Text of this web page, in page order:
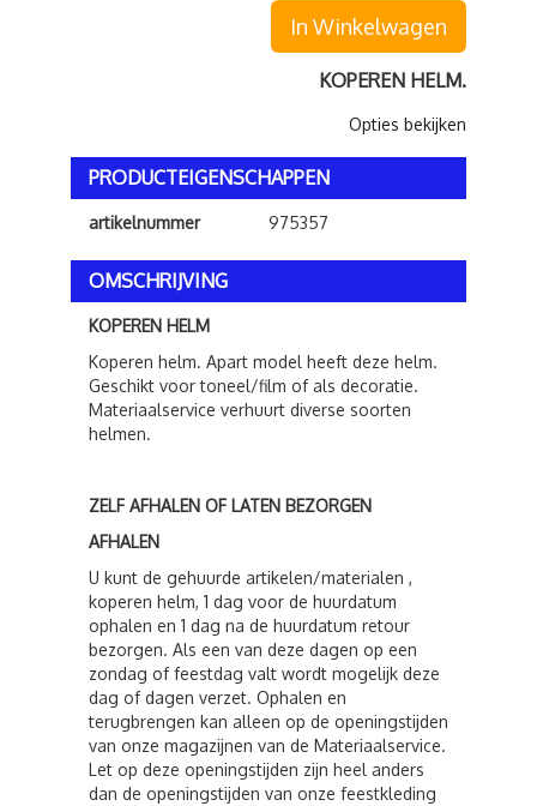
In Winkelwagen
KOPEREN HELM.
Opties bekijken
PRODUCTEIGENSCHAPPEN
artikelnummer 975357
OMSCHRIJVING
KOPEREN HELM
Koperen helm. Apart model heeft deze helm.
Geschikt voor toneel/film of als decoratie.
Materiaalservice verhuurt diverse soorten
helmen.
ZELF AFHALEN OF LATEN BEZORGEN
AFHALEN
U kunt de gehuurde artikelen/materialen ,
koperen helm, 1 dag voor de huurdatum
ophalen en 1 dag na de huurdatum retour
bezorgen. Als een van deze dagen op een
zondag of feestdag valt wordt mogelijk deze
dag of dagen verzet. Ophalen en
terugbrengen kan alleen op de openingstijden
van onze magazijnen van de Materiaalservice.
Let op deze openingstijden zijn heel anders
dan de openingstijden van onze feestkleding